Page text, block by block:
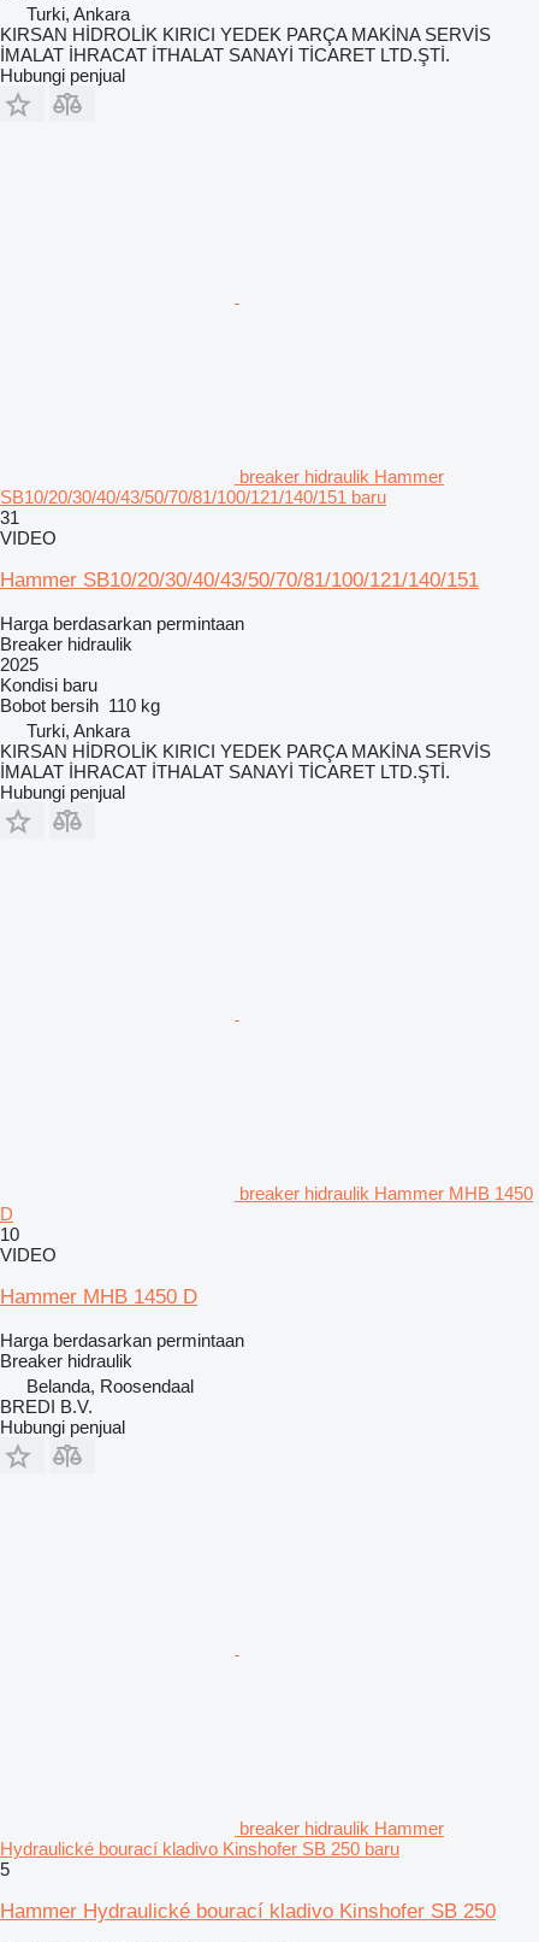
Turki, Ankara
KIRSAN HİDROLİK KIRICI YEDEK PARÇA MAKİNA SERVİS
İMALAT İHRACAT İTHALAT SANAYİ TİCARET LTD.ŞTİ.
Hubungi penjual
breaker hidraulik Hammer
SB10/20/30/40/43/50/70/81/100/121/140/151 baru
31
VIDEO
Hammer SB10/20/30/40/43/50/70/81/100/121/140/151
Harga berdasarkan permintaan
Breaker hidraulik
2025
Kondisi baru
Bobot bersih 110 kg
Turki, Ankara
KIRSAN HİDROLİK KIRICI YEDEK PARÇA MAKİNA SERVİS
İMALAT İHRACAT İTHALAT SANAYİ TİCARET LTD.ŞTİ.
Hubungi penjual
breaker hidraulik Hammer MHB 1450
D
10
VIDEO
Hammer MHB 1450 D
Harga berdasarkan permintaan
Breaker hidraulik
Belanda, Roosendaal
BREDI B.V.
Hubungi penjual
breaker hidraulik Hammer
Hydraulické bourací kladivo Kinshofer SB 250 baru
5
Hammer Hydraulické bourací kladivo Kinshofer SB 250